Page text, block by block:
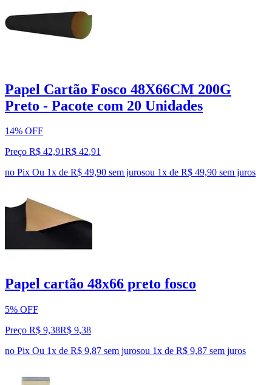
Papel Cartão Fosco 48X66CM 200G
Preto - Pacote com 20 Unidades
14% OFF
Preço R$ 42,91R$ 42,91
no Pix Ou 1x de R$ 49,90 sem jurosou 1x de R$ 49,90 sem juros
Papel cartão 48x66 preto fosco
5% OFF
Preço R$ 9,38R$ 9,38
no Pix Ou 1x de R$ 9,87 sem jurosou 1x de R$ 9,87 sem juros